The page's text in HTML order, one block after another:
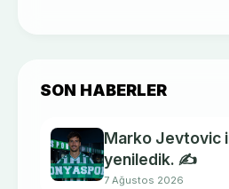
SON HABERLER
Marko Jevtovic
yeniledik. ✍️
7 Ağustos 2026